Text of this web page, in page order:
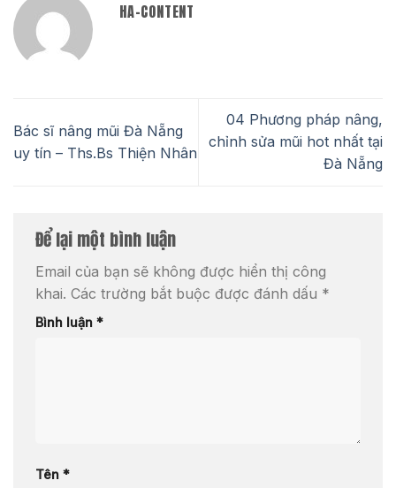
HA-CONTENT
Bác sĩ nâng mũi Đà Nẵng
uy tín – Ths.Bs Thiện Nhân
04 Phương pháp nâng,
chỉnh sửa mũi hot nhất tại
Đà Nẵng
Để lại một bình luận
Email của bạn sẽ không được hiển thị công
khai. Các trường bắt buộc được đánh dấu *
Bình luận *
Tên *